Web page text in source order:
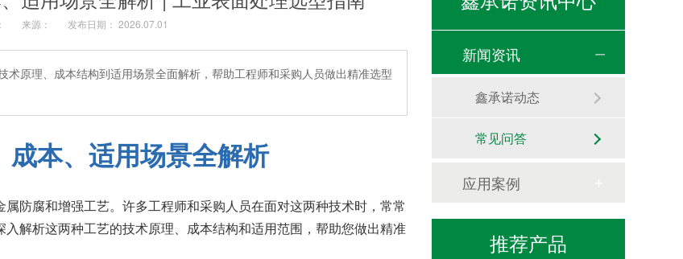
来源： 发布日期： 2026.07.01
原理、成本结构到适用场景全面解析，帮助工程师和采购人员做出精准选型
本、适用场景全解析
防腐和增强工艺。许多工程师和采购人员在面对这两种技术时，常常
解析这两种工艺的技术原理、成本结构和适用范围，帮助您做出精准
新闻资讯
鑫承诺动态
常见问答
应用案例
推荐产品
智能真空清洗机
阳极氧化工艺及应用